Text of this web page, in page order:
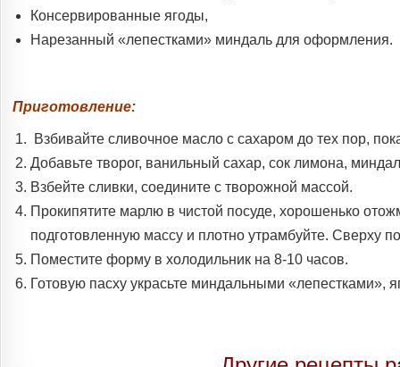
Консерви­рованные ягоды,
Нарезанный «лепестками» миндаль для оформления.
Приготовление:
Взбивайте сливочное масло с сахаром до тех пор,
Добавьте творог, ванильный сахар, сок лимона,
Взбейте сливки, соедините с творожной массой.
Прокипятите марлю в чистой посуде, хорошенько
подготовленную массу и плотно утрамбуйте. Сверху
Поместите форму в холодильник на 8-10 часов.
Готовую пасху украсьте миндальными «лепестками»,